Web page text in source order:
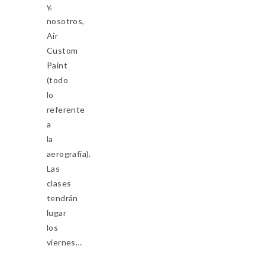
y,
nosotros,
Air
Custom
Paint
(todo
lo
referente
a
la
aerografía).
Las
clases
tendrán
lugar
los
viernes…